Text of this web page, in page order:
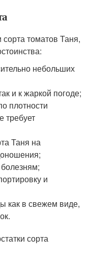
томатов Таня,
небольших
и к жаркой погоде;
плотности
требует
Таня на
и
как в свежем виде,
сорта